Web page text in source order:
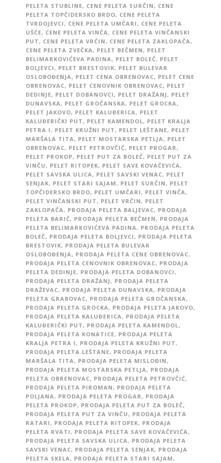
PELETA STUBLINE, CENE PELETA SURČIN, CENE
PELETA TOPČIDERSKO BRDO, CENE PELETA
TVRDOJEVCI, CENE PELETA UMČARI, CENE PELETA
UŠĆE, CENE PELETA VINČA, CENE PELETA VINČANSKI
PUT, CENE PELETA VRČIN, CENE PELETA ZAKLOPAČA,
CENE PELETA ZVEČKA, PELET BEČMEN, PELET
BELIMARKOVIĆEVA PADINA, PELET BOLEČ, PELET
BOLJEVCI, PELET BRESTOVIK, PELET BULEVAR
OSLOBOĐENJA, PELET CENA OBRENOVAC, PELET CENE
OBRENOVAC, PELET CENOVNIK OBRENOVAC, PELET
DEDINJE, PELET DOBANOVCI, PELET DRAŽANJ, PELET
DUNAVSKA, PELET GROČANSKA, PELET GROCKA,
PELET JAKOVO, PELET KALUĐERICA, PELET
KALUĐERIČKI PUT, PELET KAMENDOL, PELET KRALJA
PETRA I, PELET KRUŽNI PUT, PELET LEŠTANE, PELET
MARŠALA TITA, PELET MOSTARSKA PETLJA, PELET
OBRENOVAC, PELET PETROVČIĆ, PELET PROGAR,
PELET PROKOP, PELET PUT ZA BOLEČ, PELET PUT ZA
VINČU, PELET RITOPEK, PELET SAVE KOVAČEVIĆA,
PELET SAVSKA ULICA, PELET SAVSKI VENAC, PELET
SENJAK, PELET STARI SAJAM, PELET SURČIN, PELET
TOPČIDERSKO BRDO, PELET UMČARI, PELET VINČA,
PELET VINČANSKI PUT, PELET VRČIN, PELET
ZAKLOPAČA, PRODAJA PELETA BALJEVAC, PRODAJA
PELETA BARIČ, PRODAJA PELETA BEČMEN, PRODAJA
PELETA BELIMARKOVIĆEVA PADINA, PRODAJA PELETA
BOLEČ, PRODAJA PELETA BOLJEVCI, PRODAJA PELETA
BRESTOVIK, PRODAJA PELETA BULEVAR
OSLOBOĐENJA, PRODAJA PELETA CENE OBRENOVAC,
PRODAJA PELETA CENOVNIK OBRENOVAC, PRODAJA
PELETA DEDINJE, PRODAJA PELETA DOBANOVCI,
PRODAJA PELETA DRAŽANJ, PRODAJA PELETA
DRAŽEVAC, PRODAJA PELETA DUNAVSKA, PRODAJA
PELETA GRABOVAC, PRODAJA PELETA GROČANSKA,
PRODAJA PELETA GROCKA, PRODAJA PELETA JAKOVO,
PRODAJA PELETA KALUĐERICA, PRODAJA PELETA
KALUĐERIČKI PUT, PRODAJA PELETA KAMENDOL,
PRODAJA PELETA KONATICE, PRODAJA PELETA
KRALJA PETRA I, PRODAJA PELETA KRUŽNI PUT,
PRODAJA PELETA LEŠTANE, PRODAJA PELETA
MARŠALA TITA, PRODAJA PELETA MISLOĐIN,
PRODAJA PELETA MOSTARSKA PETLJA, PRODAJA
PELETA OBRENOVAC, PRODAJA PELETA PETROVČIĆ,
PRODAJA PELETA PIROMAN, PRODAJA PELETA
POLJANA, PRODAJA PELETA PROGAR, PRODAJA
PELETA PROKOP, PRODAJA PELETA PUT ZA BOLEČ,
PRODAJA PELETA PUT ZA VINČU, PRODAJA PELETA
RATARI, PRODAJA PELETA RITOPEK, PRODAJA
PELETA RVATI, PRODAJA PELETA SAVE KOVAČEVIĆA,
PRODAJA PELETA SAVSKA ULICA, PRODAJA PELETA
SAVSKI VENAC, PRODAJA PELETA SENJAK, PRODAJA
PELETA SKELA, PRODAJA PELETA STARI SAJAM,